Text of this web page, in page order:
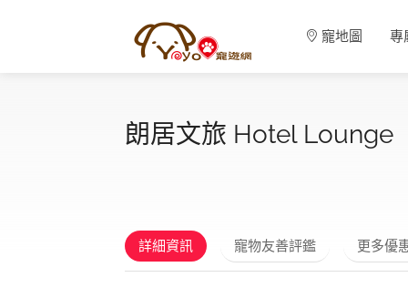
寵地圖 專
朗居文旅 Hotel Lounge
詳細資訊 寵物友善評鑑 更多優